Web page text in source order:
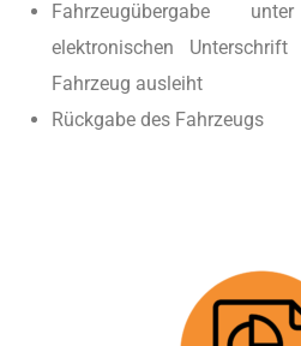
Fahrzeugübergabe
elektronischen
Fahrzeug ausleiht
Rückgabe des Fahrzeugs